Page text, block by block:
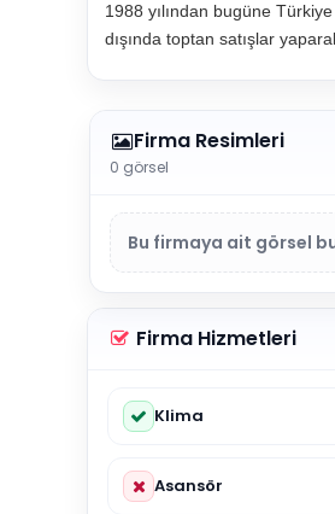
1988 yılından bugüne
dışında toptan satışlar
Firma Resimleri
0 görsel
Bu firmaya ait görsel
Firma Hizmetleri
Klima
Asansör